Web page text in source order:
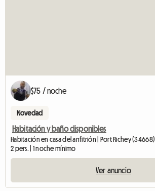
$75 / noche
Novedad
Habitación y baño disponibles
Habitación en casa del anfitrión | Port Richey (34668)
2 pers. | 1 noche mínimo
Ver anuncio